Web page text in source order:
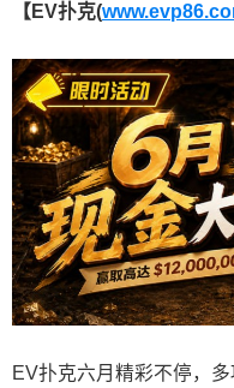
【EV扑克(
EV扑克六月精彩不停，